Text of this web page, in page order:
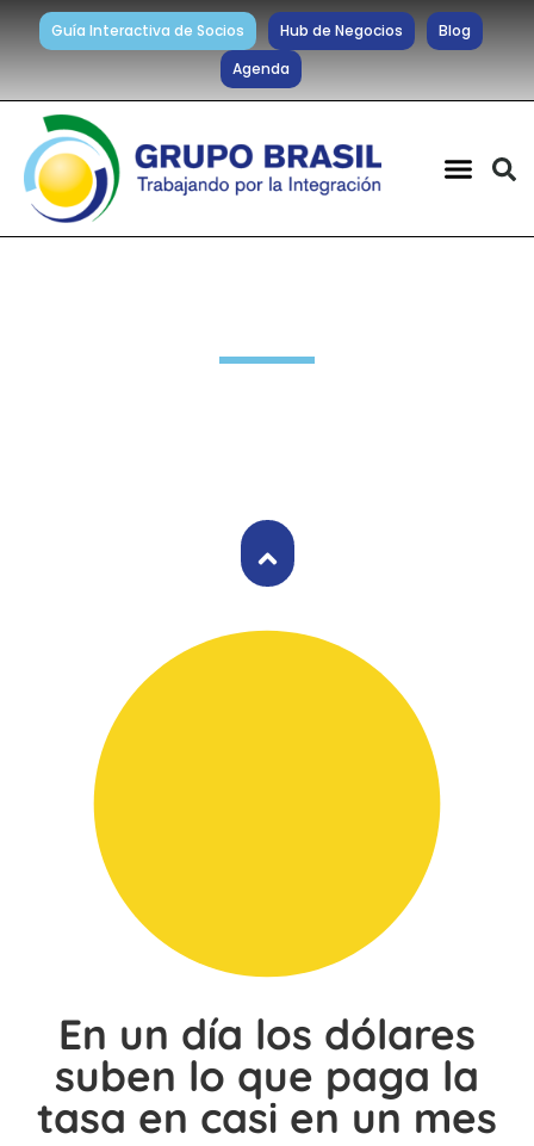
Guía Interactiva de Socios Hub de Negocios
Blog
Agenda
En un día los dólares
suben lo que paga la
tasa en casi en un mes